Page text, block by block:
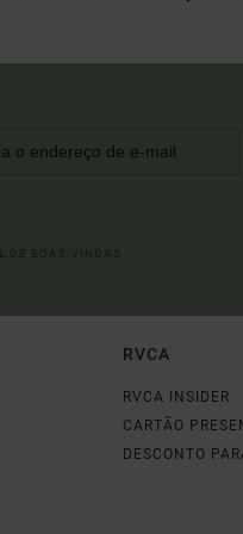
RVCA
RVCA INSIDER
CARTÃO
DESCONTO